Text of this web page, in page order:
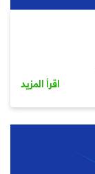
اقرأ المزيد